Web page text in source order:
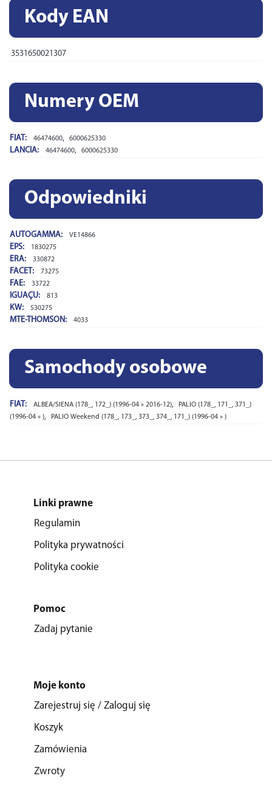
Kody EAN
3531650021307
Numery OEM
FIAT: 46474600, 6000625330
LANCIA: 46474600, 6000625330
Odpowiedniki
AUTOGAMMA: VE14866
EPS: 1830275
ERA: 330872
FACET: 73275
FAE: 33722
IGUAÇU: 813
KW: 530275
MTE-THOMSON: 4033
Samochody osobowe
FIAT: ALBEA/SIENA (178_, 172_) (1996-04 » 2016-12),
PALIO (178_, 171_, 371_)
(1996-04 » ), PALIO Weekend (178_, 173_, 373_, 374_, 171_) (1996-04 » )
Linki prawne
Regulamin
Polityka prywatności
Polityka cookie
Pomoc
Zadaj pytanie
Moje konto
Zarejestruj się / Zaloguj się
Koszyk
Zamówienia
Zwroty